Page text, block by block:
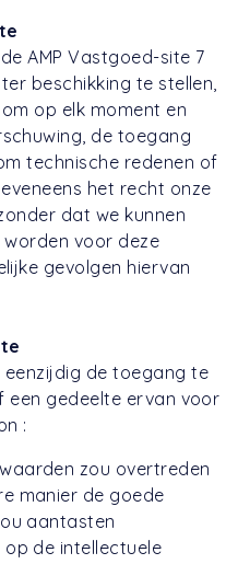
AMP Vastgoed-site 7
beschikking te stellen,
op elk moment en
de toegang
technische redenen of
het recht onze
dat we kunnen
voor deze
gevolgen hiervan
de toegang te
een gedeelte ervan voor
:
zou overtreden
manier de goede
aantasten
op de intellectuele